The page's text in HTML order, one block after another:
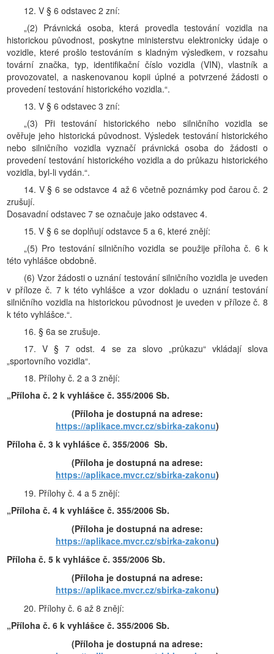
12. V § 6 odstavec 2 zní:
„(2) Právnická osoba, která provedla testování vozidla na
historickou původnost, poskytne ministerstvu elektronicky údaje o
vozidle, které prošlo testováním s kladným výsledkem, v rozsahu
tovární značka, typ, identifikační číslo vozidla (VIN), vlastník a
provozovatel, a naskenovanou kopii úplné a potvrzené žádosti o
provedení testování historického vozidla.“.
13. V § 6 odstavec 3 zní:
„(3) Při testování historického nebo silničního vozidla se
ověřuje jeho historická původnost. Výsledek testování historického
nebo silničního vozidla vyznačí právnická osoba do žádosti o
provedení testování historického vozidla a do průkazu historického
vozidla, byl-li vydán.“.
14. V § 6 se odstavce 4 až 6 včetně poznámky pod čarou č. 2
zrušují.
Dosavadní odstavec 7 se označuje jako odstavec 4.
15. V § 6 se doplňují odstavce 5 a 6, které znějí:
„(5) Pro testování silničního vozidla se použije příloha č. 6 k
této vyhlášce obdobně.
(6) Vzor žádosti o uznání testování silničního vozidla je uveden
v příloze č. 7 k této vyhlášce a vzor dokladu o uznání testování
silničního vozidla na historickou původnost je uveden v příloze č. 8
k této vyhlášce.“.
16. § 6a se zrušuje.
17. V § 7 odst. 4 se za slovo „průkazu“ vkládají slova
„sportovního vozidla“.
18. Přílohy č. 2 a 3 znějí:
„Příloha č. 2 k vyhlášce č. 355/2006 Sb.
(Příloha je dostupná na adrese:
https://aplikace.mvcr.cz/sbirka-zakonu)
Příloha č. 3 k vyhlášce č. 355/2006 Sb.
(Příloha je dostupná na adrese:
https://aplikace.mvcr.cz/sbirka-zakonu)
19. Přílohy č. 4 a 5 znějí:
„Příloha č. 4 k vyhlášce č. 355/2006 Sb.
(Příloha je dostupná na adrese:
https://aplikace.mvcr.cz/sbirka-zakonu)
Příloha č. 5 k vyhlášce č. 355/2006 Sb.
(Příloha je dostupná na adrese:
https://aplikace.mvcr.cz/sbirka-zakonu)
20. Přílohy č. 6 až 8 znějí:
„Příloha č. 6 k vyhlášce č. 355/2006 Sb.
(Příloha je dostupná na adrese: